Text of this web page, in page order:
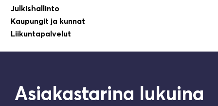
Julkishallinto
Kaupungit ja kunnat
Liikuntapalvelut
Asiakastarina lukuina